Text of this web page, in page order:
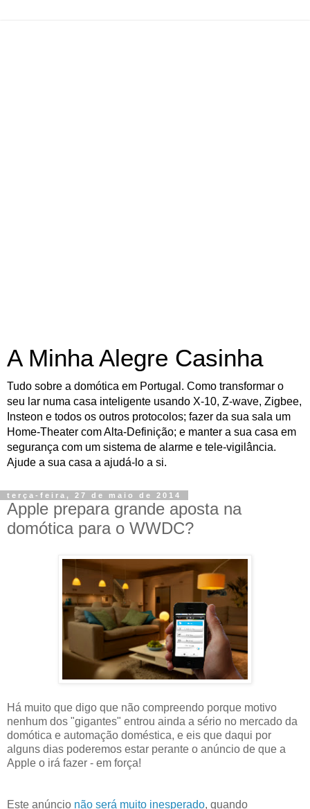
A Minha Alegre Casinha
Tudo sobre a domótica em Portugal. Como transformar o
seu lar numa casa inteligente usando X-10, Z-wave, Zigbee,
Insteon e todos os outros protocolos; fazer da sua sala um
Home-Theater com Alta-Definição; e manter a sua casa em
segurança com um sistema de alarme e tele-vigilância.
Ajude a sua casa a ajudá-lo a si.
terça-feira, 27 de maio de 2014
Apple prepara grande aposta na
domótica para o WWDC?
Há muito que digo que não compreendo porque motivo
nenhum dos "gigantes" entrou ainda a sério no mercado da
domótica e automação doméstica, e eis que daqui por
alguns dias poderemos estar perante o anúncio de que a
Apple o irá fazer - em força!
Este anúncio não será muito inesperado, quando